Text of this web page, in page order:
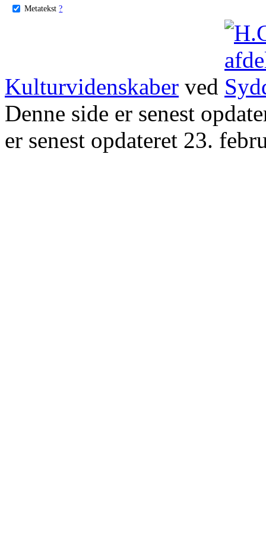
Metatekst ?
Kulturvidenskaber ved
Denne side er senest
er senest opdateret 23.